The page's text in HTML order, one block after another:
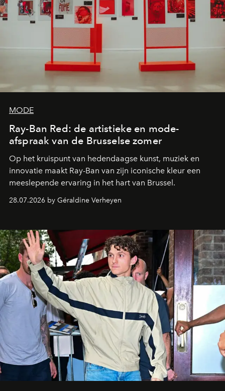
MODE
Ray-Ban Red: de artistieke en mode-
afspraak van de Brusselse zomer
Op het kruispunt van hedendaagse kunst, muziek en
innovatie maakt Ray-Ban van zijn iconische kleur een
meeslepende ervaring in het hart van Brussel.
28.07.2026 by Géraldine Verheyen